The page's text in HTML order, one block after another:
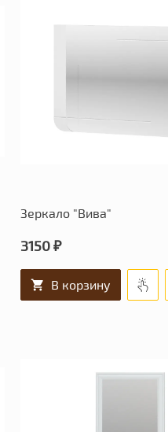
Зеркало "Вива"
3150 ₽
В корзину